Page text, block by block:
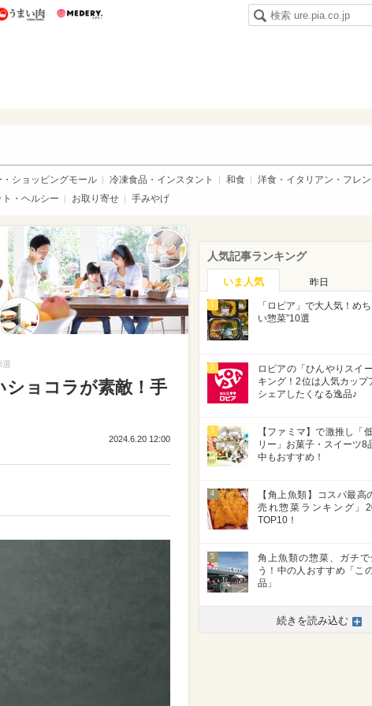
まいパン うまい肉
・ショッピングモール 冷凍食品・インスタント 和食 洋食・イタリアン・フレ
ト・ヘルシー お取り寄せ 手みやげ
選
ショコラが素敵！手
2024.6.20 12:00
人気記事ランキング
いま人気 昨日
1
「ロピア」で大人気！め
い惣菜”10選
2
ロピアの「ひんやりスイ
キング！2位は人気カップ
シェアしたくなる逸品♪
3
【ファミマ】で激推し「
リー」お菓子・スイーツ8
中もおすすめ！
4
【角上魚類】コスパ最高
売れ惣菜ランキング」
TOP10！
5
角上魚類の惣菜、ガチ
う！中の人おすすめ「こ
品」
続きを読み込む